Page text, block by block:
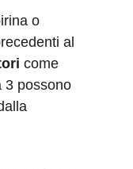
o
al
come
3 possono